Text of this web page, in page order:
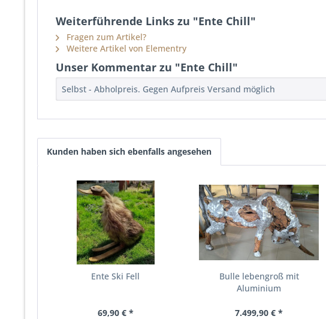
Weiterführende Links zu "Ente Chill"
Fragen zum Artikel?
Weitere Artikel von Elementry
Unser Kommentar zu "Ente Chill"
Selbst - Abholpreis. Gegen Aufpreis Versand möglich
Kunden haben sich ebenfalls angesehen
Ente Ski Fell
69,90 € *
Bulle lebengroß mit
Aluminium
7.499,90 € *